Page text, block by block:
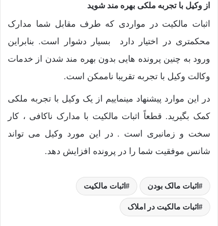
از وکیل با تجربه ملکی بهره مند شوید
اثبات مالکیت در مواردی که طرف مقابل شما مدارک
محکمتری در اختیار دارد بسیار دشوار است. بنابراین
ورود به چنین پرونده هایی بدون بهره مند شدن از خدمات
وکالت وکیل با تجربه تقریبا ناممکن است.
در این موارد پیشنهاد مینماییم از یک وکیل با تجربه ملکی
کمک بگیرید. قطعاً اثبات مالکیت با مدارک ناکافی ، کار
سخت و زمانبری است . در این مورد وکیل می تواند
شانس موفقیت شما را در پرونده افزایش دهد.
اثبات مالک بودن اثبات مالکیت
اثبات مالکیت در املاک